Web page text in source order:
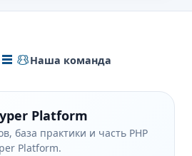
Наша команда
Platform
база практики и часть PHP
Platform.